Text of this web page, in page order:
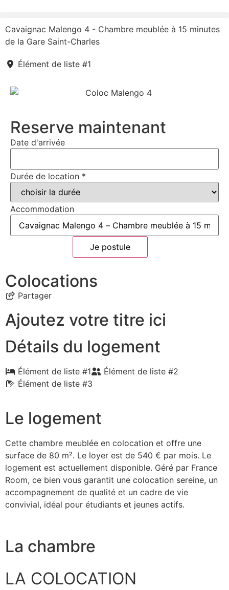
Cavaignac Malengo 4 - Chambre meublée à 15 minutes
de la Gare Saint-Charles
Élément de liste #1
Reserve maintenant
Date d'arrivée
Durée de location *
Accommodation
Je postule
Colocations
Partager
Ajoutez votre titre ici
Détails du logement
Élément de liste #1
Élément de liste #2
Élément de liste #3
Le logement
Cette chambre meublée en colocation et offre une
surface de 80 m². Le loyer est de 540 € par mois. Le
logement est actuellement disponible. Géré par France
Room, ce bien vous garantit une colocation sereine, un
accompagnement de qualité et un cadre de vie
convivial, idéal pour étudiants et jeunes actifs.
La chambre
LA COLOCATION